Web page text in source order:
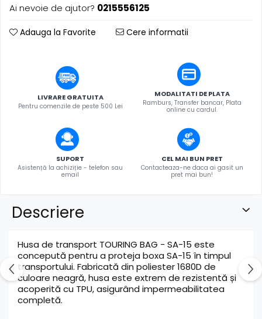
Ai nevoie de ajutor? 0215556125
Adauga la Favorite Cere informatii
LIVRARE GRATUITA
Pentru comenzile de peste 500 Lei
MODALITATI DE PLATA
Ramburs, Transfer bancar, Plata
online cu cardul.
SUPORT
Asistență la achiziție - telefon sau
email
CEL MAI BUN PRET
Contacteaza-ne daca ai gasit un
pret mai bun!
Descriere
Husa de transport TOURING BAG - SA-15 este
concepută pentru a proteja boxa SA-15 în timpul
transportului. Fabricată din poliester 1680D de
culoare neagră, husa este extrem de rezistentă și
acoperită cu TPU, asigurând impermeabilitatea
completă.